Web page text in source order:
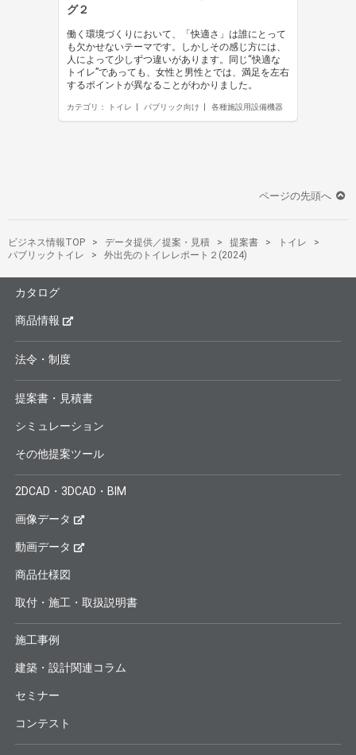
グ２
働く環境づくりにおいて、「快適さ」は誰にとって
も欠かせないテーマです。しかしその感じ方には、
人によって少しずつ違いがあります。同じ“快適な
トイレ”であっても、女性と男性とでは、満足を左右
するポイントが異なることがわかりました。
カテゴリ： トイレ パブリック向け 各種施設用設備機器
ページの先頭へ
ビジネス情報TOP データ提供／提案・見積 提案書
トイレ
パブリックトイレ
外出先のトイレレポート２(2024)
カタログ
商品情報
法令・制度
提案書・見積書
シミュレーション
その他提案ツール
2DCAD・3DCAD・BIM
画像データ
動画データ
商品仕様図
取付・施工・取扱説明書
施工事例
建築・設計関連コラム
セミナー
コンテスト